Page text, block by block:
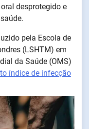
desprotegido e
pela Escola de
(LSHTM) em
da Saúde (OMS)
índice de infecção